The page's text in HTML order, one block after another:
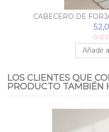
CABECERO DE
Añadir
LOS CLIENTES QUE
PRODUCTO TAMBIÉN